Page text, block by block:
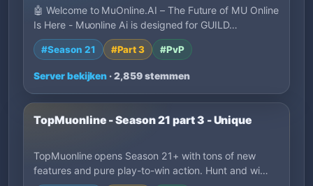
🤖 Welcome to MuOnline.AI – The Future of MU Online
Is Here - Muonline Ai is designed for GUILD…
#Season 21 #Part 3 #PvP
Server bekijken · 2,859 stemmen
TopMuonline - Season 21 part 3 - Unique
TopMuonline opens Season 21+ with tons of new
features and pure play-to-win action. Hunt and wi…